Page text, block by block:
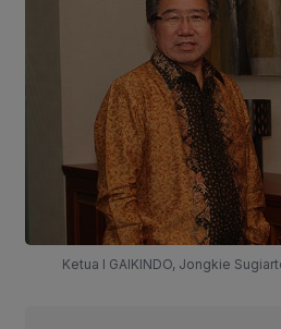
Ketua I GAIKINDO, Jongkie